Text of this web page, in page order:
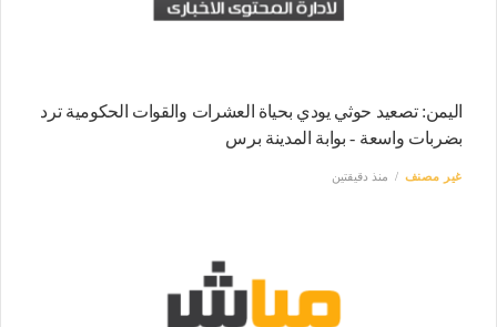
اليمن: تصعيد حوثي يودي بحياة العشرات والقوات الحكومية ترد
بضربات واسعة - بوابة المدينة برس
غير مصنف منذ دقيقتين